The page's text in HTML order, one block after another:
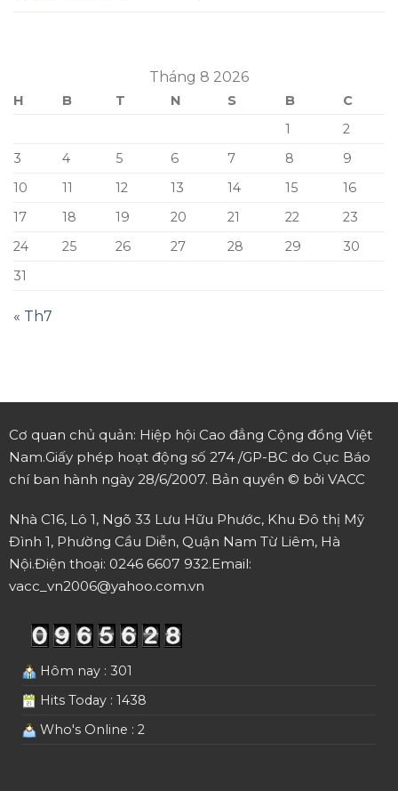
Tháng 8 2026
H B T N S B
C
1
2
3
4 5 6 7 8
9
10
11 12 13 14 15
16
17
18 19 20 21 22
23
24
25 26 27 28 29
30
31
« Th7
Cơ quan chủ quản: Hiệp hội Cao đẳng Cộng đồng Việt
Nam.Giấy phép hoạt động số 274 /GP-BC do Cục Báo
chí ban hành ngày 28/6/2007. Bản quyền © bởi VACC
Nhà C16, Lô 1, Ngõ 33 Lưu Hữu Phước, Khu Đô thị Mỹ
Đình 1, Phường Cầu Diễn, Quận Nam Từ Liêm, Hà
Nội.Điện thoại: 0246 6607 932.Email:
vacc_vn2006@yahoo.com.vn
Hôm nay : 301
Hits Today : 1438
Who's Online : 2